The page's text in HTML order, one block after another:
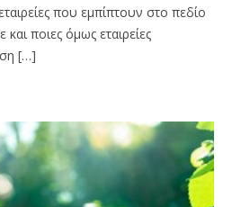
που εμπίπτουν στο πεδίο
ποιες όμως εταιρείες
[…]